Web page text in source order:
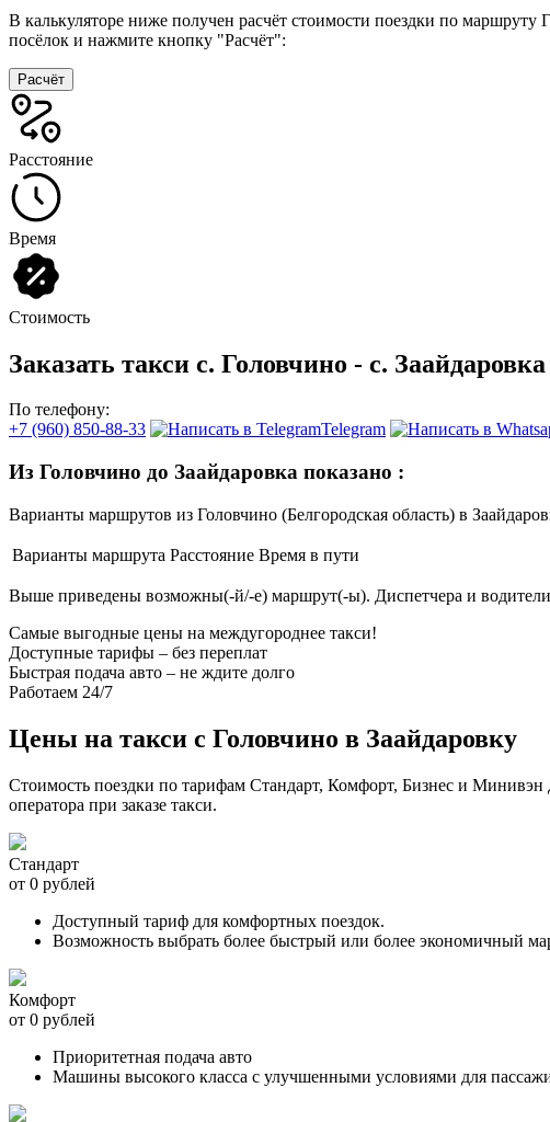
В калькуляторе ниже получен расчёт стоимости поездки по
посёлок и нажмите кнопку "Расчёт":
Расчёт
Расстояние
Время
Стоимость
Заказать такси с. Головчино - с. Заайдаровка
По телефону:
+7 (960) 850-88-33
Telegram
Из Головчино до Заайдаровка показано :
Варианты маршрутов из Головчино (Белгородская область) в
Варианты маршрута Расстояние Время в пути
Выше приведены возможны(-й/-е) маршрут(-ы). Диспетчера и
Самые выгодные цены на междугороднее такси!
Доступные тарифы – без переплат
Быстрая подача авто – не ждите долго
Работаем 24/7
Цены на такси с Головчино в Заайдаровку
Стоимость поездки по тарифам Стандарт, Комфорт, Бизнес и
оператора при заказе такси.
Стандарт
от 0 рублей
Доступный тариф для комфортных поездок.
Возможность выбрать более быстрый или более экономичный
Комфорт
от 0 рублей
Приоритетная подача авто
Машины высокого класса с улучшенными условиями для